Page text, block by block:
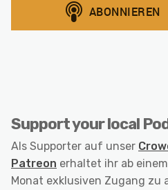
Support your local
Als Supporter auf unser
Patreon erhaltet ihr ab
Monat exklusiven Zugang zu